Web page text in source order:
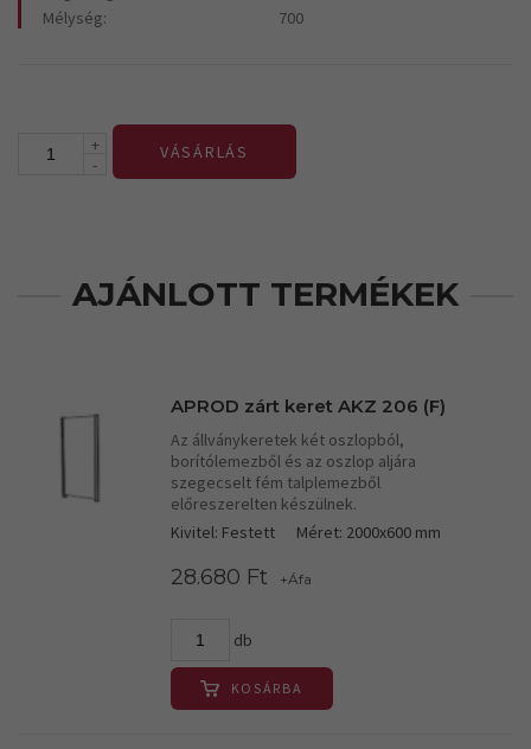
Mélység:
700
+
-
VÁSÁRLÁS
AJÁNLOTT TERMÉKEK
APROD zárt keret AKZ 206 (F)
Az állványkeretek két oszlopból,
borítólemezből és az oszlop aljára
szegecselt fém talplemezből
előreszerelten készülnek.
Kivitel: Festett
Méret: 2000x600 mm
28.680 Ft +Áfa
db
KOSÁRBA